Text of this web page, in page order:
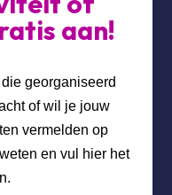
aan!
georganiseerd
of wil je jouw
vermelden op
en vul hier het